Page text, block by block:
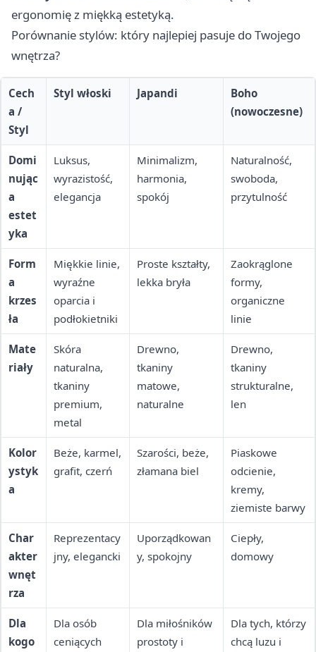
ergonomię z miękką estetyką.
Porównanie stylów: który najlepiej pasuje do Twojego
wnętrza?
Cech
a /
Styl
Styl włoski Japandi
Boho
(nowoczesne)
Domi
nując
a
estet
yka
Luksus,
wyrazistość,
elegancja
Minimalizm,
harmonia,
spokój
Naturalność,
swoboda,
przytulność
Form
a
krzes
ła
Miękkie linie,
wyraźne
oparcia i
podłokietniki
Proste kształty,
lekka bryła
Zaokrąglone
formy,
organiczne
linie
Mate
riały
Skóra
naturalna,
tkaniny
premium,
metal
Drewno,
tkaniny
matowe,
naturalne
Drewno,
tkaniny
strukturalne,
len
Kolor
ystyk
a
Beże, karmel,
grafit, czerń
Szarości, beże,
złamana biel
Piaskowe
odcienie,
kremy,
ziemiste barwy
Char
akter
wnęt
rza
Reprezentacy
jny, elegancki
Uporządkowan
y, spokojny
Ciepły,
domowy
Dla
kogo
Dla osób
ceniących
Dla miłośników
prostoty i
Dla tych, którzy
chcą luzu i